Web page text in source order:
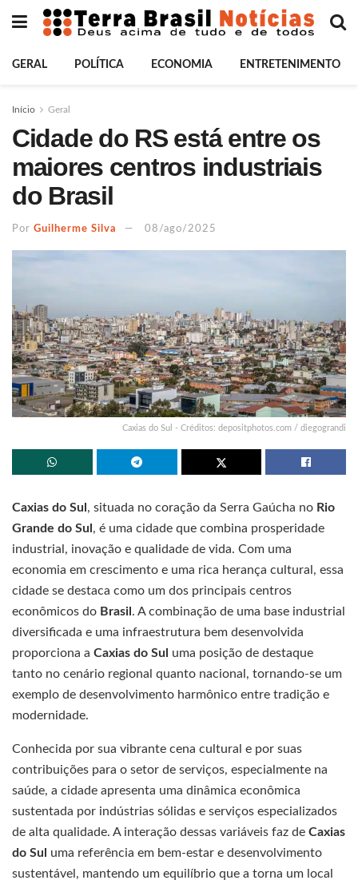
GERAL POLÍTICA ECONOMIA ENTRETENIMENTO
Início Geral
Cidade do RS está entre os
maiores centros industriais
do Brasil
Por Guilherme Silva 08/ago/2025
Caxias do Sul - Créditos: depositphotos.com / diegograndi
Caxias do Sul , situada no coração da Serra Gaúcha no Rio
Grande do Sul , é uma cidade que combina prosperidade
industrial, inovação e qualidade de vida. Com uma
economia em crescimento e uma rica herança cultural, essa
cidade se destaca como um dos principais centros
econômicos do Brasil . A combinação de uma base industrial
diversificada e uma infraestrutura bem desenvolvida
proporciona a Caxias do Sul
uma posição de destaque
tanto no cenário regional quanto nacional, tornando-se um
exemplo de desenvolvimento harmônico entre tradição e
modernidade.
Conhecida por sua vibrante cena cultural e por suas
contribuições para o setor de serviços, especialmente na
saúde, a cidade apresenta uma dinâmica econômica
sustentada por indústrias sólidas e serviços especializados
de alta qualidade. A interação dessas variáveis faz de Caxias
do Sul
uma referência em bem-estar e desenvolvimento
sustentável, mantendo um equilíbrio que a torna um local